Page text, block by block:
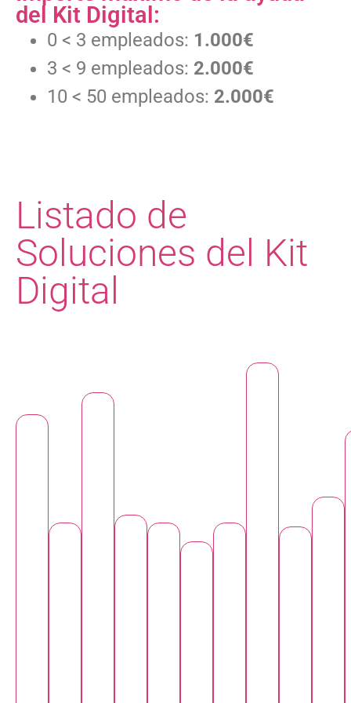
del Kit Digital:
0 < 3 empleados: 1.000€
3 < 9 empleados: 2.000€
10 < 50 empleados: 2.000€
Listado de
Soluciones del Kit
Digital